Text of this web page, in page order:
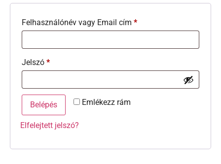
Felhasználónév vagy Email cím *
Jelszó *
Emlékezz rám
Belépés
Elfelejtett jelszó?